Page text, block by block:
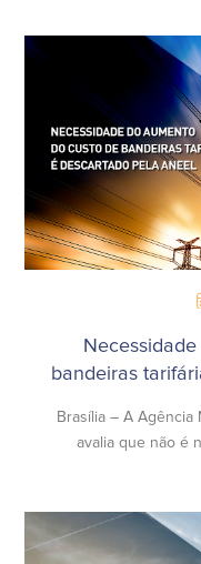
bandeiras
Brasília – A Agência
avalia que não é